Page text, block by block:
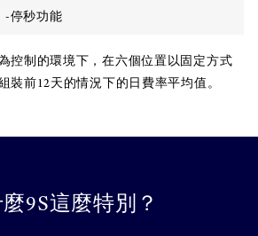
-停秒功能
控制的環境下，在六個位置以固定方式
裝前12天的情況下的日費率平均值。
9S這麼特別？